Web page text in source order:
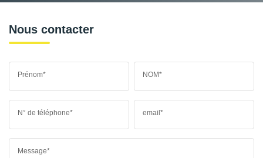
Nous contacter
Prénom* NOM*
N° de téléphone* email*
Message*